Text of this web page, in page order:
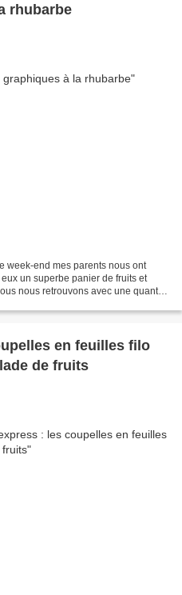
rhubarbe
week-end mes parents nous ont
un superbe panier de fruits et
nous retrouvons avec une quantité
en feuilles filo
de fruits